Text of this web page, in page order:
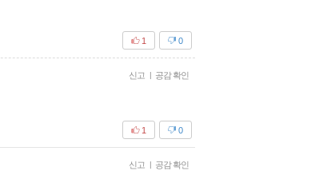
0
1
신고 | 공감 확인
0
1
신고 | 공감 확인